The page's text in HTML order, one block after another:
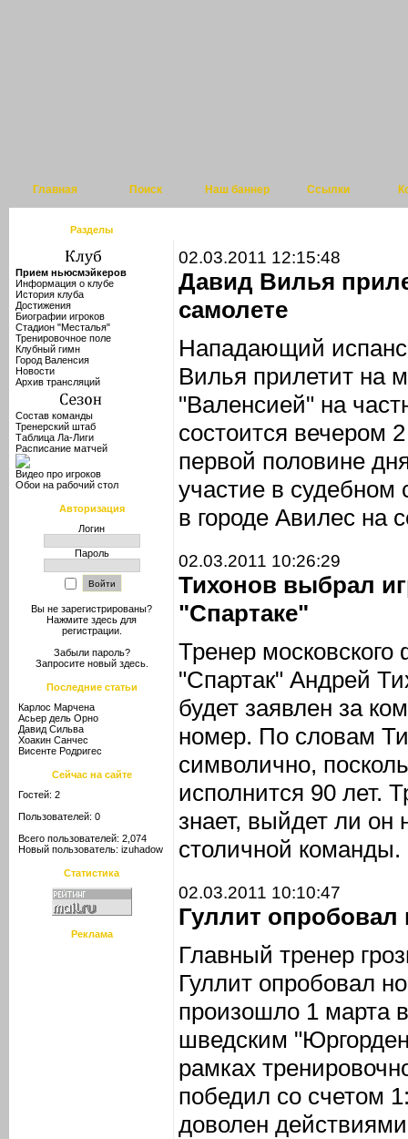
Главная Поиск Наш баннер Ссылки
Разделы
Прием ньюсмэйкеров
Информация о клубе
История клуба
Достижения
Биографии игроков
Стадион "Месталья"
Тренировочное поле
Клубный гимн
Город Валенсия
Новости
Архив трансляций
Состав команды
Тренерский штаб
Таблица Ла-Лиги
Расписание матчей
Видео про игроков
Обои на рабочий стол
Авторизация
Логин
Пароль
Вы не зарегистрированы?
Нажмите здесь для
регистрации.
Забыли пароль?
Запросите новый здесь.
Последние статьи
Карлос Марчена
Асьер дель Орно
Давид Сильва
Хоакин Санчес
Висенте Родригес
Сейчас на сайте
Гостей: 2
Пользователей: 0
Всего пользователей: 2,074
Новый пользователь: izuhadow
Статистика
Реклама
02.03.2011 12:15:48
Давид Вилья
самолете
Нападающий
Вилья прилетит на
"Валенсией" на
состоится вечером
первой половине
участие в судебном
в городе Авилес на
02.03.2011 10:26:29
Тихонов выбрал
"Спартаке"
Тренер московского
"Спартак" Андрей
будет заявлен за
номер. По словам
символично,
исполнится 90 лет.
знает, выйдет ли он
столичной команды.
02.03.2011 10:10:47
Гуллит опробовал
Главный тренер
Гуллит опробовал
произошло 1 марта
шведским
рамках
победил со счетом
доволен